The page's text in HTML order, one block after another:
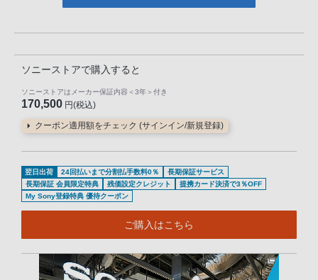
ソニーストアで購入すると
ソニーストアはメーカー保証内容 ＜3年＞ 付き
170,500 円(税込)
クーポン適用額をチェック (サインイン/新規登録)
翌日出荷 24回払いまで分割払手数料0％
長期保証サービス
長期保証 会員限定特典
残価設定クレジット
提携カード決済で3％OFF
My Sony登録特典 優待クーポン
ご購入はこちら